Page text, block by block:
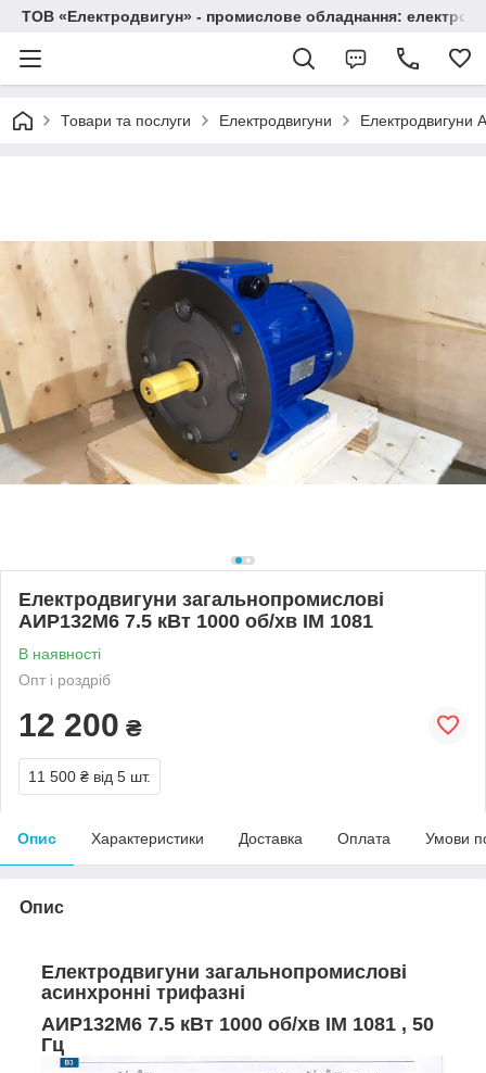
ТОВ «Електродвигун» - промислове обладнання:
Товари та послуги Електродвигуни Електродвигуни
Електродвигуни загальнопромислові
АИР132М6 7.5 кВт 1000 об/хв ІМ 1081
В наявності
Опт і роздріб
12 200 ₴
11 500 ₴ від 5 шт.
Опис Характеристики Доставка Оплата Умови
Опис
Електродвигуни загальнопромислові
асинхронні трифазні
АИР132М6 7.5 кВт 1000 об/хв ІМ 1081 , 50
Гц